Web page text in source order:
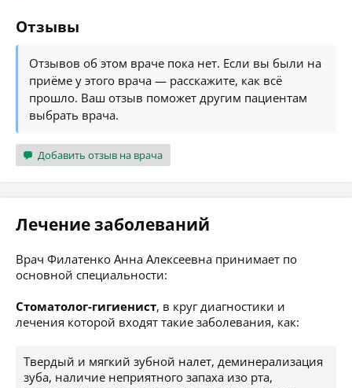
Отзывы
Отзывов об этом враче пока нет. Если вы были на
приёме у этого врача — расскажите, как всё
прошло. Ваш отзыв поможет другим пациентам
выбрать врача.
Добавить отзыв на врача
Лечение заболеваний
Врач Филатенко Анна Алексеевна принимает по
основной специальности:
Стоматолог-гигиенист, в круг диагностики и
лечения которой входят такие заболевания, как:
Твердый и мягкий зубной налет, деминерализация
зуба, наличие неприятного запаха изо рта,